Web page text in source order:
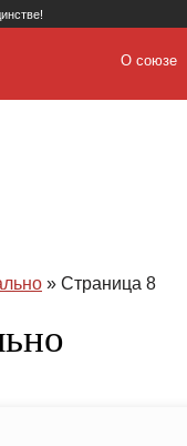
О союзе
» Страница 8